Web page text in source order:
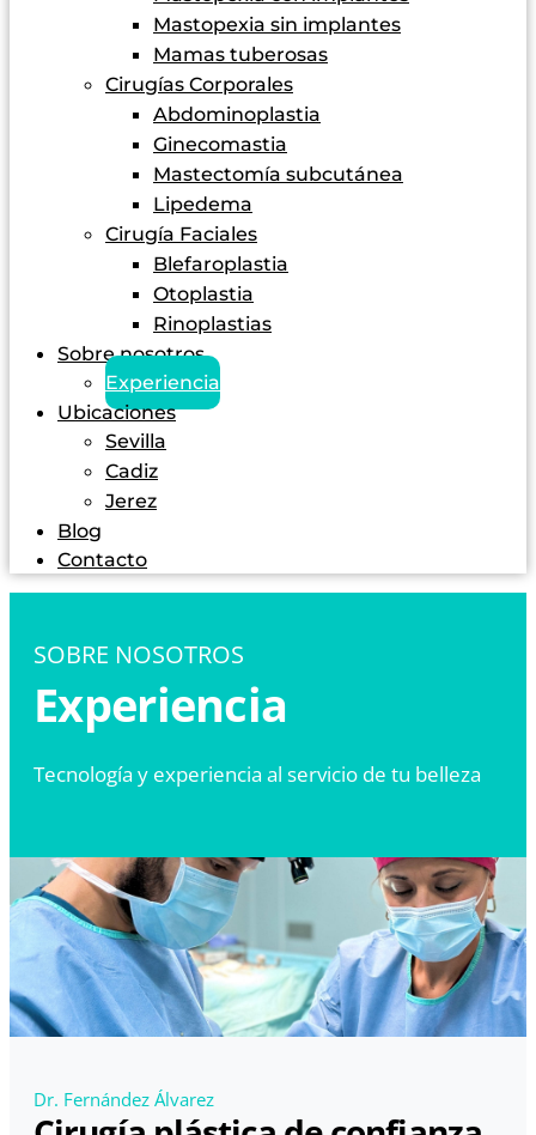
Mastopexia sin implantes
Mamas tuberosas
Cirugías Corporales
Abdominoplastia
Ginecomastia
Mastectomía subcutánea
Lipedema
Cirugía Faciales
Blefaroplastia
Otoplastia
Rinoplastias
Sobre nosotros
Experiencia
Ubicaciones
Sevilla
Cadiz
Jerez
Blog
Contacto
SOBRE NOSOTROS
Experiencia
Tecnología y experiencia al servicio de tu belleza
Dr. Fernández Álvarez